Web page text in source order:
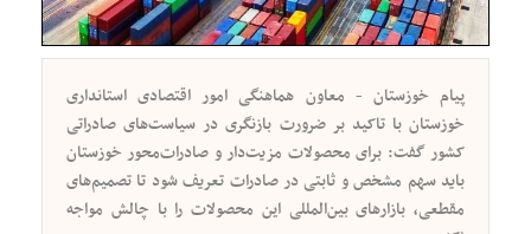
پیام خوزستان - معاون هماهنگی امور اقتصادی استانداری
خوزستان با تاکید بر ضرورت بازنگری در سیاست‌های صادراتی
کشور گفت: برای محصولات مزیت‌دار و صادرات‌محور خوزستان
باید سهم مشخص و ثابتی در صادرات تعریف شود تا تصمیم‌های
مقطعی، بازار‌های بین‌المللی این محصولات را با چالش مواجه